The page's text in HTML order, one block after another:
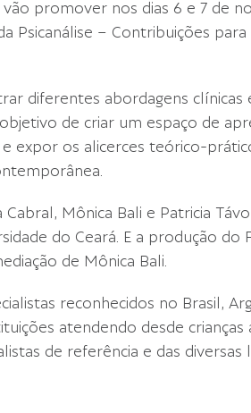
vão promover nos dias 6 e 7 de
Psicanálise – Contribuições
diferentes abordagens clínicas
de criar um espaço de
expor os alicerces teórico-
Mônica Bali e Patricia
do Ceará. E a produção do
de Mônica Bali.
reconhecidos no Brasil,
atendendo desde crianças
de referência e das diversas